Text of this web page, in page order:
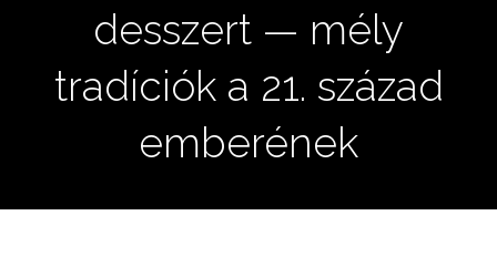
desszert — mély
tradíciók a 21. század
emberének